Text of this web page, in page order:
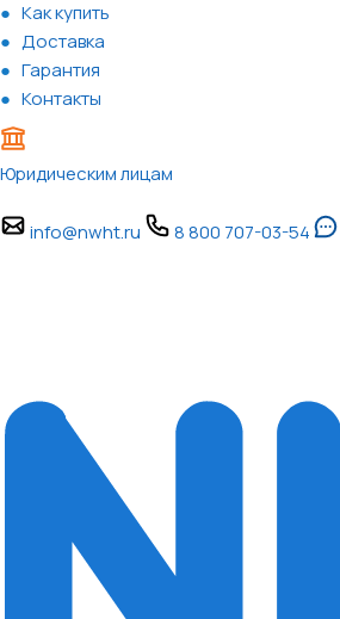
Как купить
Доставка
Гарантия
Контакты
Юридическим лицам
info@nwht.ru 8 800 707-03-54